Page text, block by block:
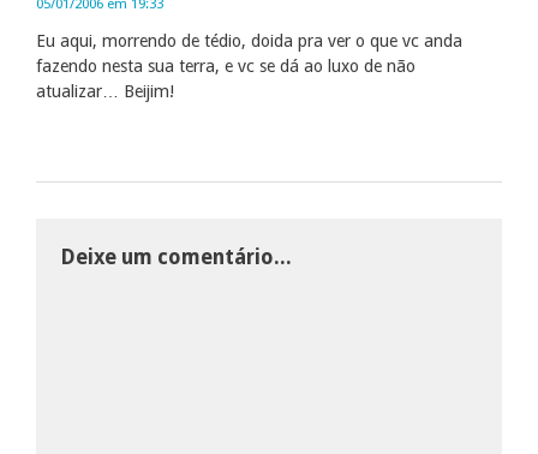
Eu aqui, morrendo de tédio, doida pra ver o que vc anda
fazendo nesta sua terra, e vc se dá ao luxo de não
atualizar… Beijim!
Deixe um comentário...